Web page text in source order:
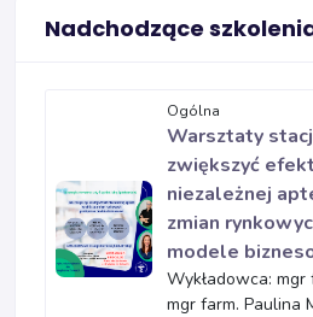
Nadchodzące
Ogólna
Warsztaty
zwiększyć
niezależnej
zmian
modele
Wykładowca: mgr
mgr farm. Paulina